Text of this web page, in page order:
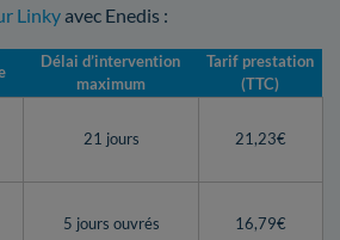
Linkyavec Enedis :
Délai d’intervention
maximum
Tarif prestation
(TTC)
21 jours 21,23€
5 jours ouvrés 16,79€